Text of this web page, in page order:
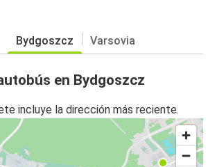
Bydgoszcz Varsovia
en Bydgoszcz
incluye la dirección más reciente.